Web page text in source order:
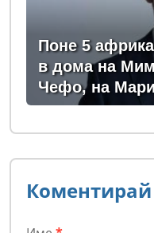
Поне 5
в дома на
Чефо, на
Христо
Коментирай